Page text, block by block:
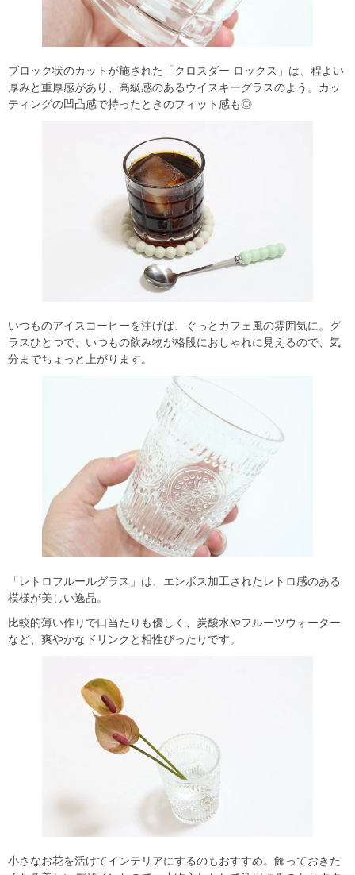
ブロック状のカットが施された「クロスダー ロックス」は、程よい
厚みと重厚感があり、高級感のあるウイスキーグラスのよう。カッ
ティングの凹凸感で持ったときのフィット感も◎
いつものアイスコーヒーを注げば、ぐっとカフェ風の雰囲気に。グ
ラスひとつで、いつもの飲み物が格段におしゃれに見えるので、気
分までちょっと上がります。
「レトロフルールグラス」は、エンボス加工されたレトロ感のある
模様が美しい逸品。
比較的薄い作りで口当たりも優しく、炭酸水やフルーツウォーター
など、爽やかなドリンクと相性ぴったりです。
小さなお花を活けてインテリアにするのもおすすめ。飾っておきた